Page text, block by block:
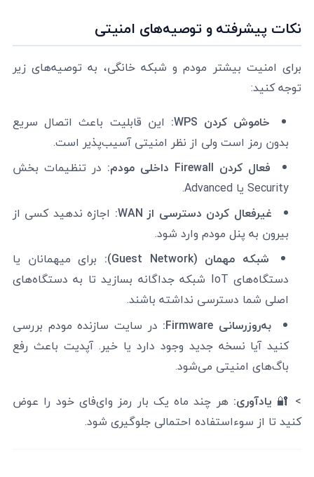
نکات پیشرفته و توصیه‌های امنیتی
برای امنیت بیشتر مودم و شبکه خانگی، به توصیه‌های زیر
توجه کنید:
خاموش کردن WPS:
این قابلیت باعث اتصال سریع
بدون رمز است ولی از نظر امنیتی آسیب‌پذیر است.
فعال کردن Firewall داخلی مودم:
در تنظیمات بخش
Security یا Advanced.
غیرفعال کردن دسترسی از WAN:
اجازه ندهید کسی از
بیرون به پنل مودم وارد شود.
شبکه مهمان (Guest Network):
برای میهمانان یا
دستگاه‌های IoT شبکه جداگانه بسازید تا به دستگاه‌های
اصلی شما دسترسی نداشته باشند.
به‌روزرسانی Firmware:
در سایت سازنده مودم بررسی
کنید آیا نسخه جدید وجود دارد یا خیر. آپدیت باعث رفع
باگ‌های امنیتی می‌شود.
> 🔐 یادآوری: هر چند ماه یک بار رمز وای‌فای خود را عوض
کنید تا از سوءاستفاده احتمالی جلوگیری شود.